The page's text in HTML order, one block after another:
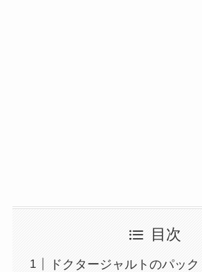
目次
ドクタージャルトのパッ